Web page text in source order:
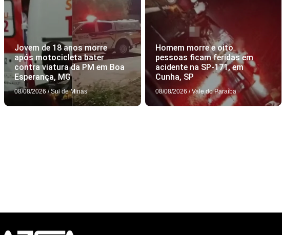
Jovem de 18 anos morre
após motocicleta bater
contra viatura da PM em Boa
Esperança, MG
08/08/2026 / Sul de Minas
Homem morre e oito
pessoas ficam feridas em
acidente na SP-171, em
Cunha, SP
08/08/2026 / Vale do Paraíba